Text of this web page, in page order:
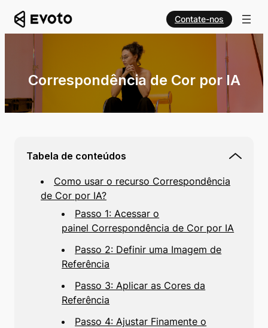
Contate-nos
Correspondência de Cor por IA
Tabela de conteúdos
Como usar o recurso Correspondência
de Cor por IA?
Passo 1: Acessar o
painel Correspondência de Cor por IA
Passo 2: Definir uma Imagem de
Referência
Passo 3: Aplicar as Cores da
Referência
Passo 4: Ajustar Finamente o